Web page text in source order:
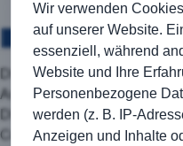
Die erste Mannschaft macht
Anfang um 15:00 Uhr gegen
Die zweite Mannschaft spielt
Crailsheim auf dem
Wir verwenden
auf unserer Website.
essenziell, während
Website und Ihre
Personenbezogene
werden (z. B. IP-
Anzeigen und Inhalte